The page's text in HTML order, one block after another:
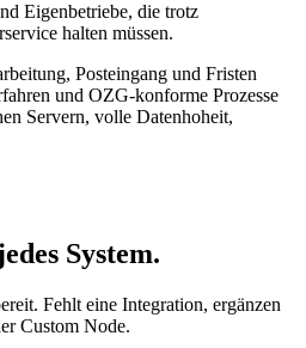
Eigenbetriebe, die trotz
halten müssen.
Posteingang und Fristen
und OZG-konforme Prozesse
Servern, volle Datenhoheit,
System.
Fehlt eine Integration, ergänzen
Custom Node.